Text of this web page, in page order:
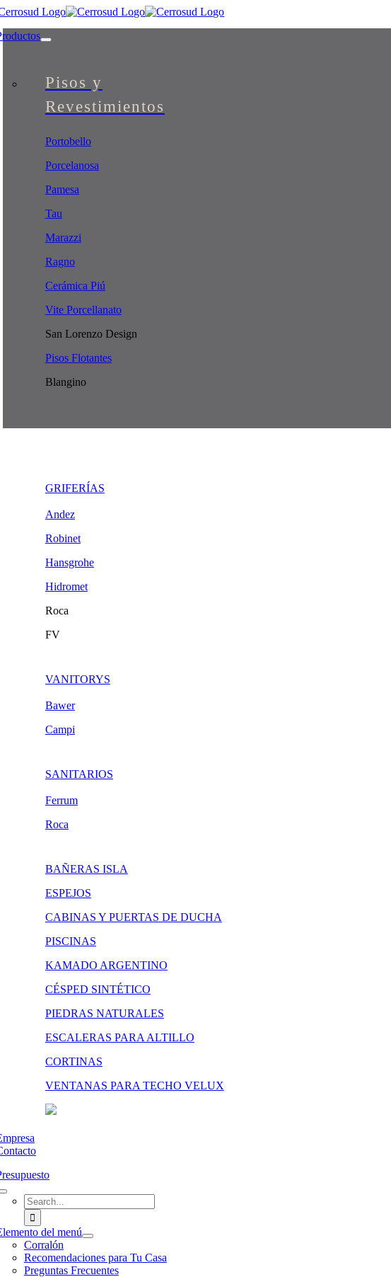
Skip
content
Pisos y
Revestimientos
Portobello
Porcelanosa
Pamesa
Tau
Marazzi
Ragno
Cerámica Piú
Vite Porcellanato
San Lorenzo Design
Pisos Flotantes
Blangino
GRIFERÍAS
Andez
Robinet
Hansgrohe
Hidromet
Roca
FV
VANITORYS
Bawer
Campi
SANITARIOS
Ferrum
Roca
BAÑERAS ISLA
ESPEJOS
CABINAS Y PUERTAS DE DUCHA
PISCINAS
KAMADO ARGENTINO
CÉSPED SINTÉTICO
PIEDRAS NATURALES
ESCALERAS PARA ALTILLO
CORTINAS
VENTANAS PARA TECHO VELUX
Search
for:
del menú
Corralón
Recomendaciones para Tu Casa
Preguntas Frecuentes